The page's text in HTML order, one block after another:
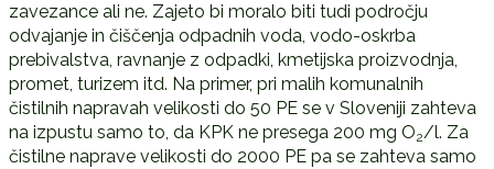
zavezance ali ne. Zajeto bi moralo biti tudi področju
odvajanje in čiščenja odpadnih voda, vodo-oskrba
prebivalstva, ravnanje z odpadki, kmetijska proizvodnja,
promet, turizem itd. Na primer, pri malih komunalnih
čistilnih napravah velikosti do 50 PE se v Sloveniji zahteva
na izpustu samo to, da KPK ne presega 200 mg O2/l. Za
čistilne naprave velikosti do 2000 PE pa se zahteva samo